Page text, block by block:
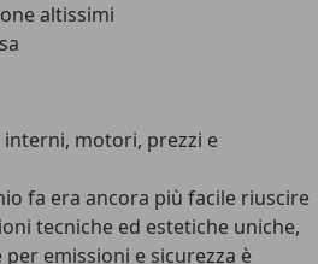
altissimi
interni, motori, prezzi e
fa era ancora più facile riuscire
tecniche ed estetiche uniche,
emissioni e sicurezza è